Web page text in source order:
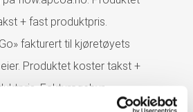
+ fast produktpris.
fakturert til kjøretøyets
Produktet koster takst +
Fakturagebyr